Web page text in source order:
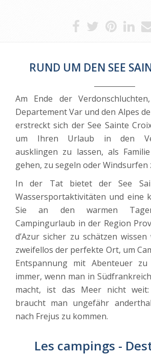
RUND UM DEN SEE
Am Ende der
Departement Var und den Alpes
erstreckt sich der See Sainte
um Ihren Urlaub in den
ausklingen zu lassen, als
gehen, zu segeln oder Windsurfen
In der Tat bietet der See
Wassersportaktivitäten und eine
Sie an den warmen
Campingurlaub in der Region
d’Azur sicher zu schätzen
zweifellos der perfekte Ort, um
Entspannung mit Abenteuer zu
immer, wenn man in
macht, ist das Meer nicht
braucht man ungefähr
nach Frejus zu kommen.
Les campings -